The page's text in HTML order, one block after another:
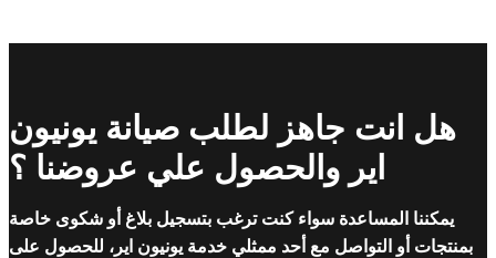
هل انت جاهز لطلب صيانة يونيون
اير والحصول علي عروضنا ؟
يمكننا المساعدة سواء كنت ترغب بتسجيل بلاغ أو شكوى خاصة
بمنتجات أو التواصل مع أحد ممثلي خدمة يونيون اير، للحصول على